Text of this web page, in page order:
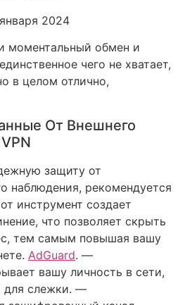
2024
моментальный обмен и
чего не хватает,
в целом отлично,
От Внешнего
защиту от
наблюдения, рекомендуется
инструмент создает
что позволяет скрыть
тем самым повышая вашу
AdGuard. —
вашу личность в сети,
для слежки. —